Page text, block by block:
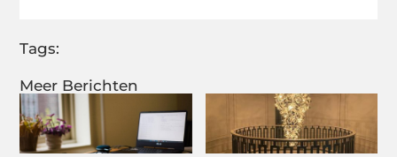
Meer Berichten
Tags: